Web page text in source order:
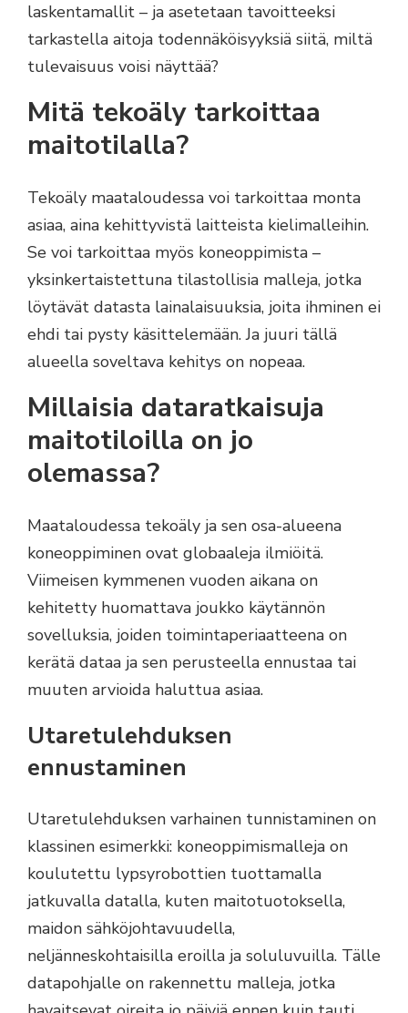
laskentamallit – ja asetetaan tavoitteeksi
tarkastella aitoja todennäköisyyksiä siitä, miltä
tulevaisuus voisi näyttää?
Mitä tekoäly tarkoittaa
maitotilalla?
Tekoäly maataloudessa voi tarkoittaa monta
asiaa, aina kehittyvistä laitteista kielimalleihin.
Se voi tarkoittaa myös koneoppimista –
yksinkertaistettuna tilastollisia malleja, jotka
löytävät datasta lainalaisuuksia, joita ihminen ei
ehdi tai pysty käsittelemään. Ja juuri tällä
alueella soveltava kehitys on nopeaa.
Millaisia dataratkaisuja
maitotiloilla on jo
olemassa?
Maataloudessa tekoäly ja sen osa-alueena
koneoppiminen ovat globaaleja ilmiöitä.
Viimeisen kymmenen vuoden aikana on
kehitetty huomattava joukko käytännön
sovelluksia, joiden toimintaperiaatteena on
kerätä dataa ja sen perusteella ennustaa tai
muuten arvioida haluttua asiaa.
Utaretulehduksen
ennustaminen
Utaretulehduksen varhainen tunnistaminen on
klassinen esimerkki: koneoppimismalleja on
koulutettu lypsyrobottien tuottamalla
jatkuvalla datalla, kuten maitotuotoksella,
maidon sähköjohtavuudella,
neljänneskohtaisilla eroilla ja soluluvuilla. Tälle
datapohjalle on rakennettu malleja, jotka